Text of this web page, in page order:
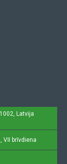
Latvija
VII brīvdiena